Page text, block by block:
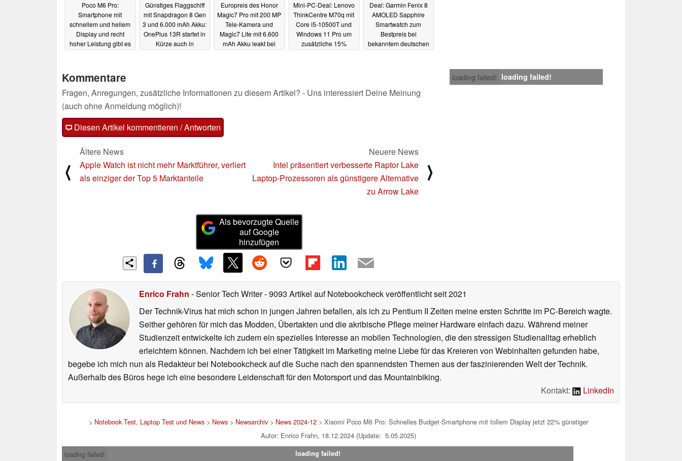
Poco M6 Pro:
Smartphone mit
schnellem und hellem
Display und recht
hoher Leistung gibt es
Günstiges Flaggschiff
mit Snapdragon 8 Gen
3 und 6.000 mAh Akku:
OnePlus 13R startet in
Kürze auch in
Europreis des Honor
Magic7 Pro mit 200 MP
Tele-Kamera und
Magic7 Lite mit 6.600
mAh Akku leakt bei
Mini-PC-Deal: Lenovo
ThinkCentre M70q mit
Core i5-10500T und
Windows 11 Pro um
zusätzliche 15%
Deal: Garmin Fenix 8
AMOLED Sapphire
Smartwatch zum
Bestpreis bei
bekanntem deutschen
loading failed! loading failed!
Kommentare
Fragen, Anregungen, zusätzliche Informationen zu diesem Artikel? - Uns interessiert Deine Meinung
(auch ohne Anmeldung möglich)!
Diesen Artikel kommentieren / Antworten
⟨
Ältere News
Apple Watch ist nicht mehr Marktführer, verliert
als einziger der Top 5 Marktanteile
Neuere News
Intel präsentiert verbesserte Raptor Lake
Laptop-Prozessoren als günstigere Alternative
zu Arrow Lake
⟩
Als bevorzugte Quelle
auf Google
hinzufügen
Enrico Frahn - Senior Tech Writer- 9093 Artikel auf Notebookcheck veröffentlichtseit 2021
Der Technik-Virus hat mich schon in jungen Jahren befallen, als ich zu Pentium II Zeiten meine ersten Schritte im PC-Bereich wagte.
Seither gehören für mich das Modden, Übertakten und die akribische Pflege meiner Hardware einfach dazu. Während meiner
Studienzeit entwickelte ich zudem ein spezielles Interesse an mobilen Technologien, die den stressigen Studienalltag erheblich
erleichtern können. Nachdem ich bei einer Tätigkeit im Marketing meine Liebe für das Kreieren von Webinhalten gefunden habe,
begebe ich mich nun als Redakteur bei Notebookcheck auf die Suche nach den spannendsten Themen aus der faszinierenden Welt der Technik.
Außerhalb des Büros hege ich eine besondere Leidenschaft für den Motorsport und das Mountainbiking.
Kontakt:
LinkedIn
> Notebook Test, Laptop Test und News > News > Newsarchiv > News 2024-12 > Xiaomi Poco M6 Pro: Schnelles Budget-Smartphone mit tollem Display jetzt 22% günstiger
Autor: Enrico Frahn, 18.12.2024 (Update: 5.05.2025)
loading failed!
loading failed!